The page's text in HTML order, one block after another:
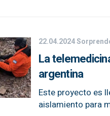
22.04.2024
La
argentina
Este proyecto es
aislamiento para